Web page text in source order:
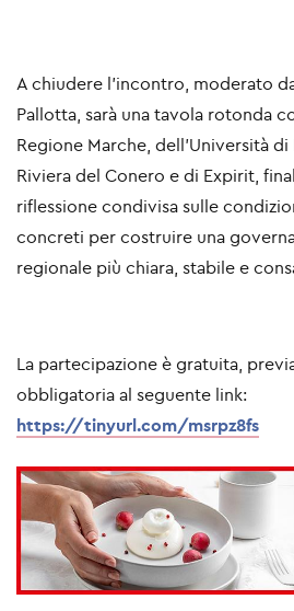
A chiudere l’incontro, moderato
Pallotta, sarà una tavola rotonda
Regione Marche, dell’Università di
Riviera del Conero e di Expirit,
riflessione condivisa sulle
concreti per costruire una
regionale più chiara, stabile e
La partecipazione è gratuita,
obbligatoria al seguente link:
https://tinyurl.com/msrpz8fs